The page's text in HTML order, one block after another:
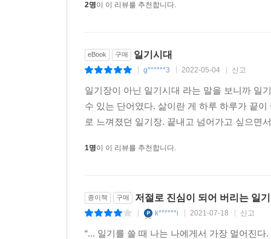
2명이 이 리뷰를 추천합니다.
eBook 구매 일기시대
g******3 2022-05-04 신고
일기장이 아닌 일기시대 라는 말을 보니까 일
수 있는 단어였다. 삶이란 게 하루 하루가 끝
로 느껴졌던 일기장. 끝내고 넘어가고 싶으면
1명이 이 리뷰를 추천합니다.
종이책 구매 저절로 진심이 되어 버리는 일
k******i 2021-07-18 신고
“... 일기를 쓸 때 나는 나에게서 가장 멀어진